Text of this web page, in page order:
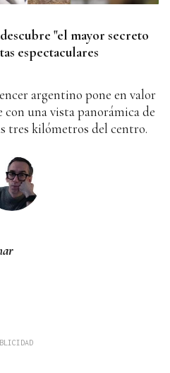
"el mayor secreto
espectaculares
argentino pone en valor
una vista panorámica de
tres kilómetros del centro.